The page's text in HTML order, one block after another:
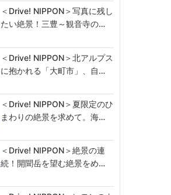
＜Drive! NIPPON＞写真に残し
たい絶景！三豊～観音寺の…
＜Drive! NIPPON＞北アルプス
に抱かれる「大町市」、自…
＜Drive! NIPPON＞夏限定のひ
まわりの絶景を求めて。海…
＜Drive! NIPPON＞絶景の連
続！開聞岳を望む絶景をめ…